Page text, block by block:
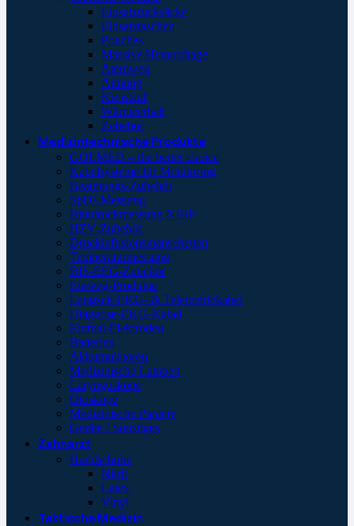
Einsatzrucksäcke
Einsatztaschen
Pouches
Massive Hemorrhage
Atemweg
Atmung
Kreislauf
Wärmeerhalt
Zubehör
Medizintechnische Produkte
GOLMED – the better choice
Kabelsysteme für Monitoring
Beatmungs-Zubehör
SpO²-Messung
Blutdruckmessung NIBP
HZV-Zubehör
Druckinfusionsmanschetten
Temperaturmessung
BIS-EEG-Zubehör
Einweg-Produkte
Langzeit-EKG- & Telemetriekabel
Diagnose-EKG-Kabel
Einmal-Elektroden
Batterien
Akkumulatoren
Medizinische Lampen
Laryngoskope
Otoskope
Medizinische Papiere
Geräte / Sonstiges
Zahnarzt
Handschuhe
Nitril
Latex
Vinyl
Taktische Medizin